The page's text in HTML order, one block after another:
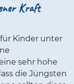
Kraft
Kinder unter
sehr hohe
die Jüngsten